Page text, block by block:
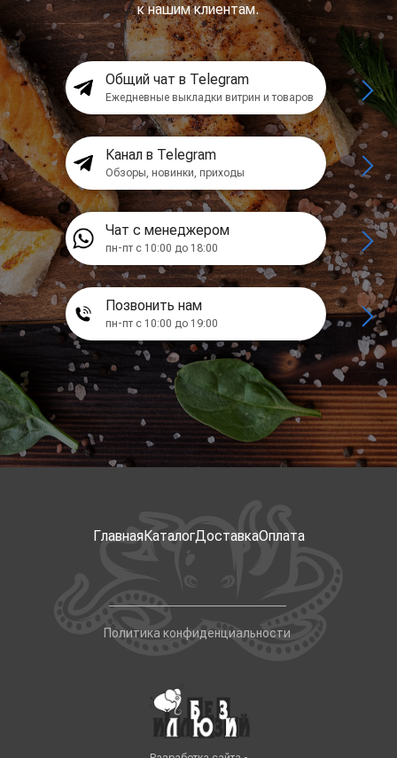
к нашим клиентам.
Общий чат в Telegram
Ежедневные выкладки витрин и товаров
Канал в Telegram
Обзоры, новинки, приходы
Чат с менеджером
пн-пт с 10:00 до 18:00
Позвонить нам
пн-пт с 10:00 до 19:00
ГлавнаяКаталогДоставкаОплата
Политика конфиденциальности